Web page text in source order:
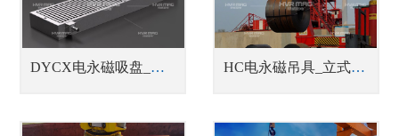
DYCX电永磁吸盘_铣床用电永磁吸盘 HC电永磁吊具_立式/卧式钢带卷吊具